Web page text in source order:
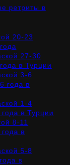
ретриты в
20-23
27-30
в Турции
3-6
года в
1-4
в Турции
8-11
в
5-8
в